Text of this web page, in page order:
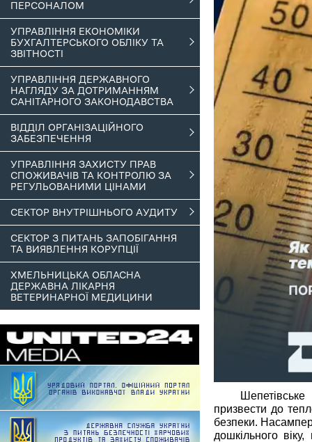
ПЕРСОНАЛОМ
УПРАВЛІННЯ ЕКОНОМІКИ
БУХГАЛТЕРСЬКОГО ОБЛІКУ ТА
ЗВІТНОСТІ
УПРАВЛІННЯ ДЕРЖАВНОГО
НАГЛЯДУ ЗА ДОТРИМАННЯМ
САНІТАРНОГО ЗАКОНОДАВСТВА
ВІДДІЛ ОРГАНІЗАЦІЙНОГО
ЗАБЕЗПЕЧЕННЯ
УПРАВЛІННЯ ЗАХИСТУ ПРАВ
СПОЖИВАЧІВ ТА КОНТРОЛЮ ЗА
РЕГУЛЬОВАНИМИ ЦІНАМИ
СЕКТОР ВНУТРІШНЬОГО АУДИТУ
СЕКТОР З ПИТАНЬ ЗАПОБІГАННЯ
ТА ВИЯВЛЕННЯ КОРУПЦІЇ
ХМЕЛЬНИЦЬКА ОБЛАСНА
ДЕРЖАВНА ЛІКАРНЯ
ВЕТЕРИНАРНОЇ МЕДИЦИНИ
призвести до
безпеки.
дошкільного